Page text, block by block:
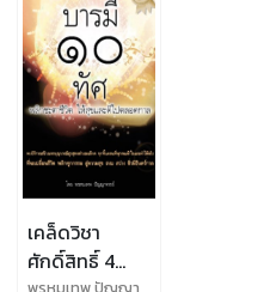
เคล็ดวิชา
ศักดิ์สิทธิ์ 4